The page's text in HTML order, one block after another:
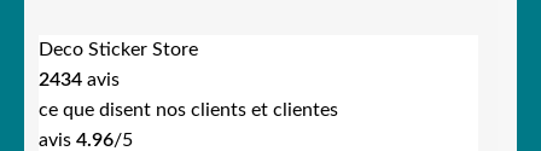
Deco Sticker Store
2434 avis
ce que disent nos clients et clientes
avis 4.96/5